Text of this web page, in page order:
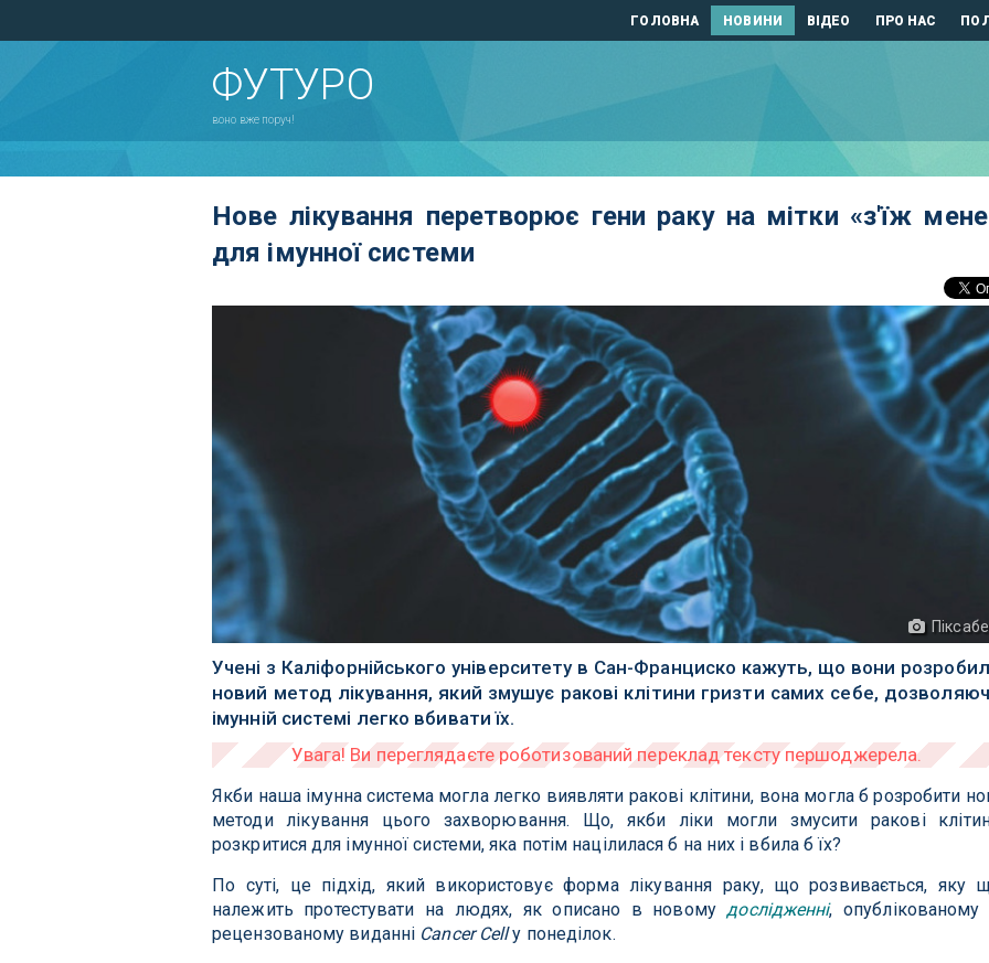
ГОЛОВНА НОВИНИ ВІДЕО ПРО НАС
ФУТУРО
воно вже поруч!
Нове лікування перетворює гени раку на мітки «з'їж
для імунної системи
Учені з Каліфорнійського університету в Сан-Франциско кажуть, що вони
новий метод лікування, який змушує ракові клітини гризти самих себе,
імунній системі легко вбивати їх.
Якби наша імунна система могла легко виявляти ракові клітини, вона могла б розробити
методи лікування цього захворювання. Що, якби ліки могли змусити ракові
розкритися для імунної системи, яка потім націлилася б на них і вбила б їх?
По суті, це підхід, який використовує форма лікування раку, що розвивається, яку
належить протестувати на людях, як описано в новомудослідженні,
рецензованому виданні Cancer Cellу понеділок.